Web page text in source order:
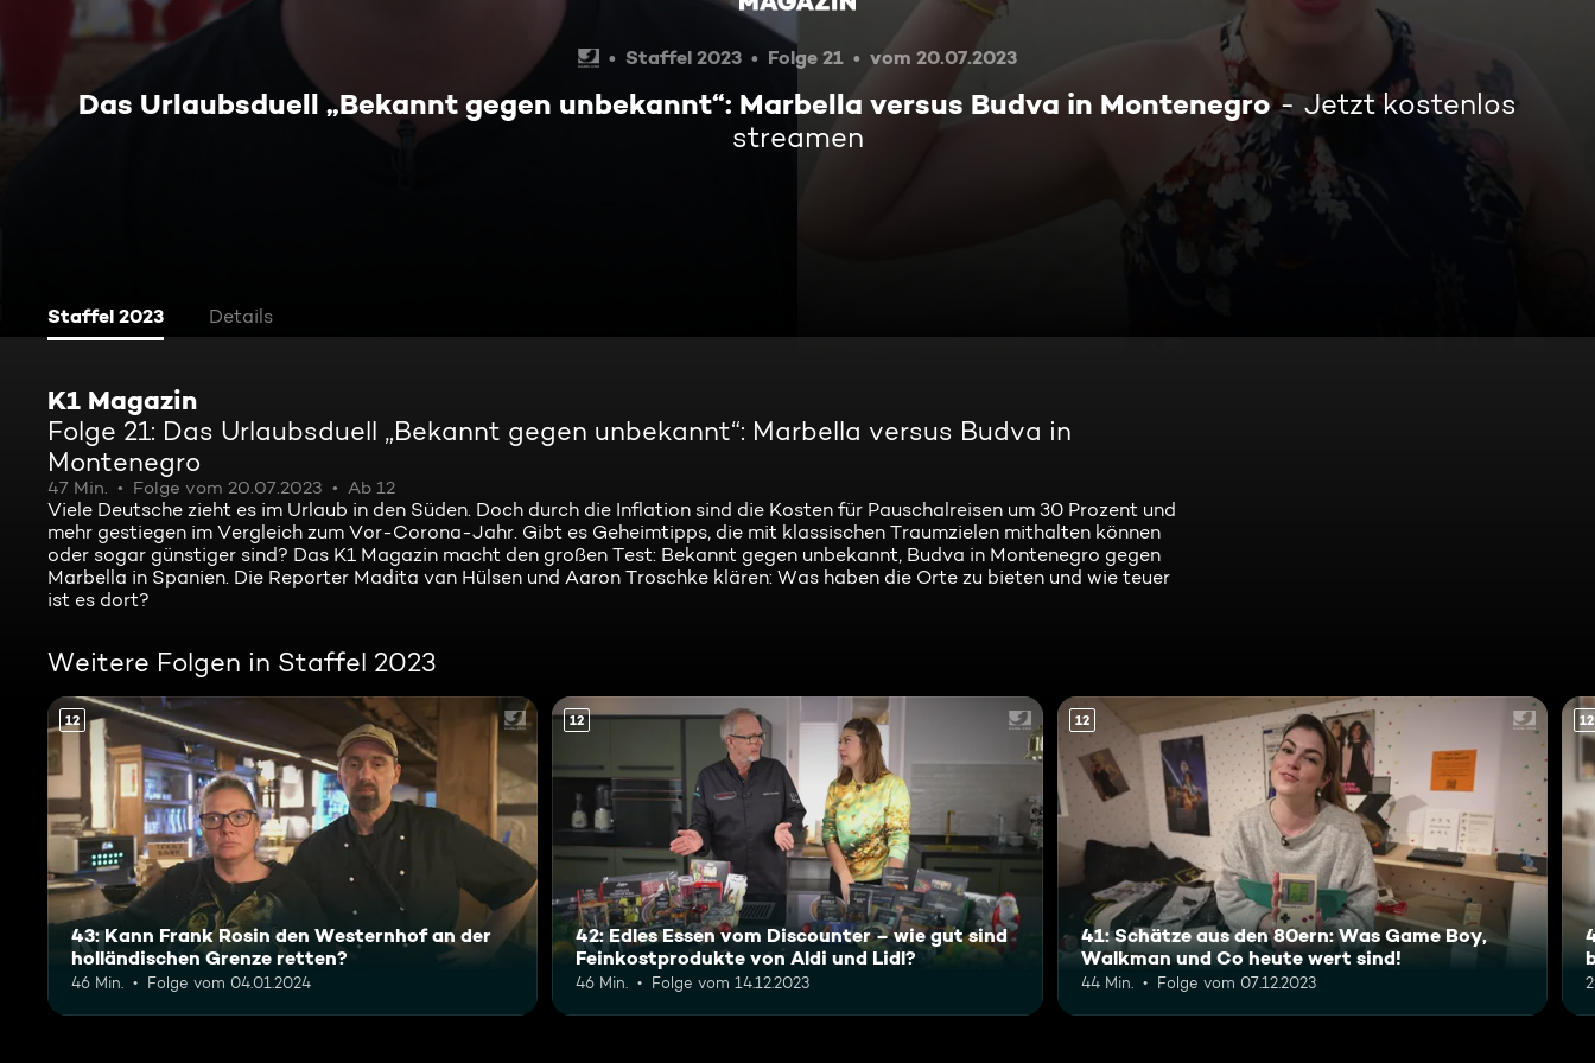
Staffel 2023 Folge 21 vom 20.07.2023
Das Urlaubsduell „Bekannt gegen unbekannt“: Marbella versus Budva in Montenegro
Jetzt kostenlos
streamen
Staffel 2023 Details
K1 Magazin
Folge 21: Das Urlaubsduell „Bekannt gegen unbekannt“: Marbella versus Budva in
Montenegro
47 Min. Folge vom 20.07.2023 Ab 12
Viele Deutsche zieht es im Urlaub in den Süden. Doch durch die Inflation sind die Kosten für Pauschalreisen um 30 Prozent und
mehr gestiegen im Vergleich zum Vor-Corona-Jahr. Gibt es Geheimtipps, die mit klassischen Traumzielen mithalten können
oder sogar günstiger sind? Das K1 Magazin macht den großen Test: Bekannt gegen unbekannt, Budva in Montenegro gegen
Marbella in Spanien. Die Reporter Madita van Hülsen und Aaron Troschke klären: Was haben die Orte zu bieten und wie teuer
ist es dort?
Weitere Folgen in Staffel 2023
12
43: Kann Frank Rosin den Westernhof an der
holländischen Grenze retten?
46 Min. Folge vom 04.01.2024
12
42: Edles Essen vom Discounter – wie gut sind
Feinkostprodukte von Aldi und Lidl?
46 Min. Folge vom 14.12.2023
12
41: Schätze aus den 80ern: Was Game Boy,
Walkman und Co heute wert sind!
44 Min. Folge vom 07.12.2023
12